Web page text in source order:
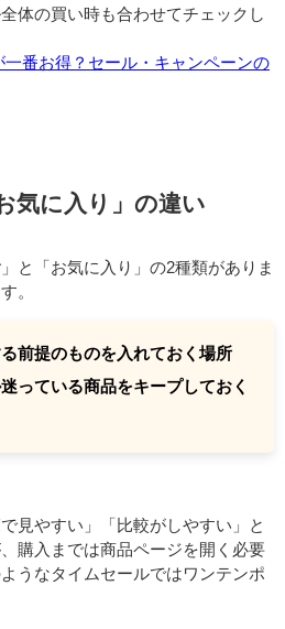
体の買い時も合わせてチェックし
番お得？セール・キャンペーンの
気に入り」の違い
と「お気に入り」の2種類がありま
。
前提のものを入れておく場所
っている商品をキープしておく
見やすい」「比較がしやすい」と
購入までは商品ページを開く必要
うなタイムセールではワンテンポ